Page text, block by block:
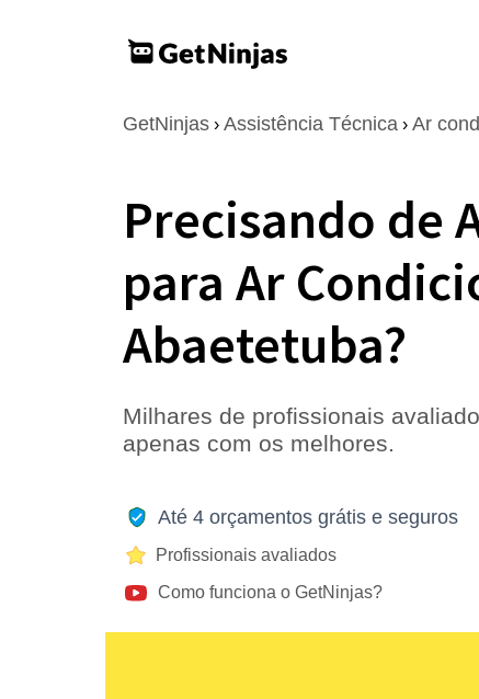
GetNinjas › Assistência Técnica › Ar
Precisando de
para Ar
Abaetetuba?
Milhares de profissionais
apenas com os melhores.
Até 4 orçamentos grátis e seguros
Profissionais avaliados
Como funciona o GetNinjas?